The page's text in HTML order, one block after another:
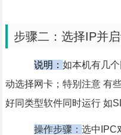
步骤二：选择IP并
说明： 如本机有几
动选择网卡；特别注意 有
好同类型软件同时运行 如
操作步骤： 选中IPC